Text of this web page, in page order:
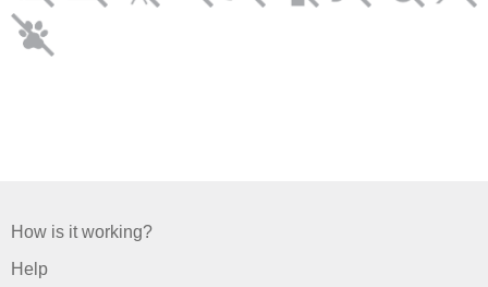
How is it working?
Help